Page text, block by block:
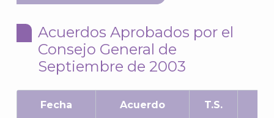
Acuerdos Aprobados por el
Consejo General de
Septiembre de 2003
Fecha Acuerdo T.S.